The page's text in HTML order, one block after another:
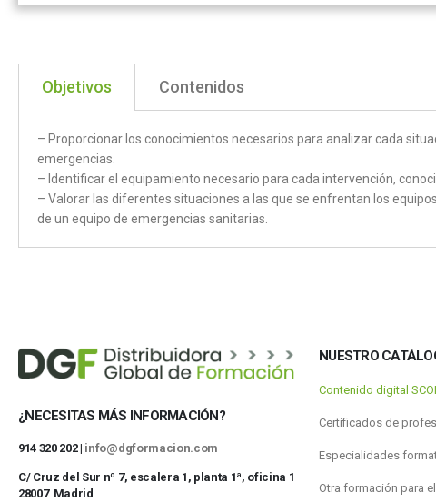
Objetivos Contenidos
– Proporcionar los conocimientos necesarios para analizar cada
emergencias.
– Identificar el equipamiento necesario para cada intervención,
– Valorar las diferentes situaciones a las que se enfrentan los
de un equipo de emergencias sanitarias.
¿NECESITAS MÁS INFORMACIÓN?
914 320 202 | info@dgformacion.com
C/ Cruz del Sur nº 7, escalera 1, planta 1ª, oficina 1
28007 Madrid
NUESTRO
Contenido digital
Certificados de
Especialidades
Otra formación para